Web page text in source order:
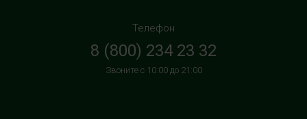
с 10:00 до 22:00 (без выходных)
Телефон
8 (800) 234 23 32
Звоните с 10:00 до 21:00